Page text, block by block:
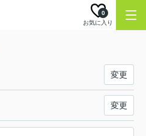
お気に入り
0
変更
変更